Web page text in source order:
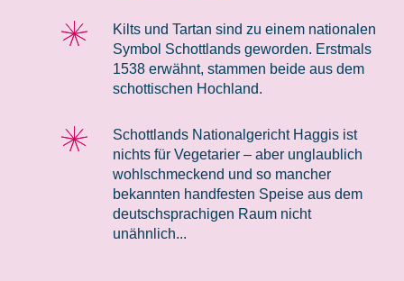
Kilts und Tartan sind zu einem nationalen
Symbol Schottlands geworden. Erstmals
1538 erwähnt, stammen beide aus dem
schottischen Hochland.
Schottlands Nationalgericht Haggis ist
nichts für Vegetarier – aber unglaublich
wohlschmeckend und so mancher
bekannten handfesten Speise aus dem
deutschsprachigen Raum nicht
unähnlich...